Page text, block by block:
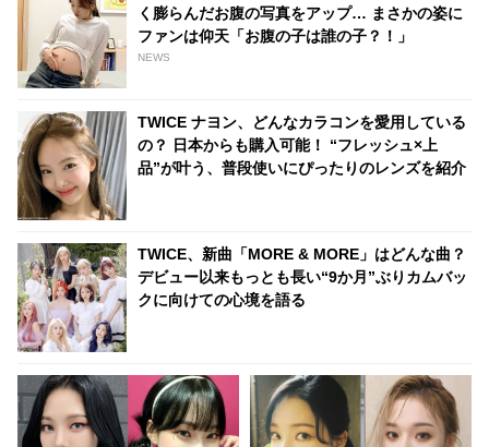
く膨らんだお腹の写真をアップ… まさかの姿に
ファンは仰天「お腹の子は誰の子？！」
NEWS
TWICE ナヨン、どんなカラコンを愛用している
の？ 日本からも購入可能！ “フレッシュ×上
品”が叶う、普段使いにぴったりのレンズを紹介
TWICE、新曲「MORE & MORE」はどんな曲？
デビュー以来もっとも長い“9か月”ぶりカムバッ
クに向けての心境を語る